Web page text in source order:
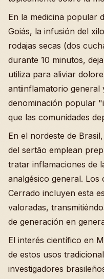
En la medicina popular
Goiás, la infusión del
rodajas secas (dos
durante 10 minutos,
utiliza para aliviar
antiinflamatorio general
denominación popular
que las comunidades
En el nordeste de
del sertão emplean
tratar inflamaciones de
analgésico general.
Cerrado incluyen esta
valoradas,
de generación en
El interés científico en
de estos usos
investigadores